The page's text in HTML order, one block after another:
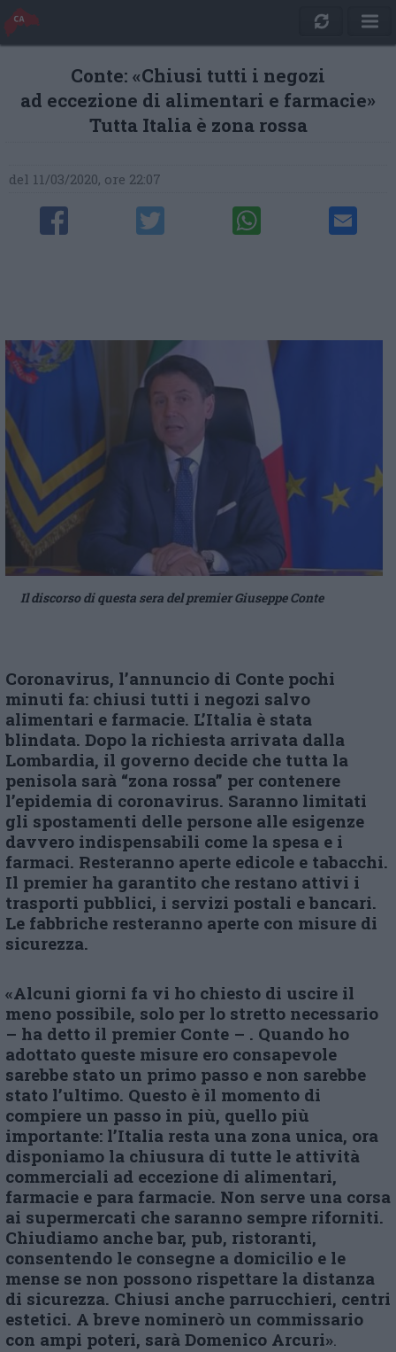
Conte: «Chiusi tutti i negozi
ad eccezione di alimentari e farmacie»
Tutta Italia è zona rossa
del 11/03/2020, ore 22:07
Il discorso di questa sera del premier Giuseppe Conte
Coronavirus, l’annuncio di Conte pochi
minuti fa: chiusi tutti i negozi salvo
alimentari e farmacie. L’Italia è stata
blindata. Dopo la richiesta arrivata dalla
Lombardia, il governo decide che tutta la
penisola sarà “zona rossa” per contenere
l’epidemia di coronavirus. Saranno limitati
gli spostamenti delle persone alle esigenze
davvero indispensabili come la spesa e i
farmaci. Resteranno aperte edicole e tabacchi.
Il premier ha garantito che restano attivi i
trasporti pubblici, i servizi postali e bancari.
Le fabbriche resteranno aperte con misure di
sicurezza.
«Alcuni giorni fa vi ho chiesto di uscire il
meno possibile, solo per lo stretto necessario
– ha detto il premier Conte – . Quando ho
adottato queste misure ero consapevole
sarebbe stato un primo passo e non sarebbe
stato l’ultimo. Questo è il momento di
compiere un passo in più, quello più
importante: l’Italia resta una zona unica, ora
disponiamo la chiusura di tutte le attività
commerciali ad eccezione di alimentari,
farmacie e para farmacie. Non serve una corsa
ai supermercati che saranno sempre riforniti.
Chiudiamo anche bar, pub, ristoranti,
consentendo le consegne a domicilio e le
mense se non possono rispettare la distanza
di sicurezza. Chiusi anche parrucchieri, centri
estetici. A breve nominerò un commissario
con ampi poteri, sarà Domenico Arcuri».